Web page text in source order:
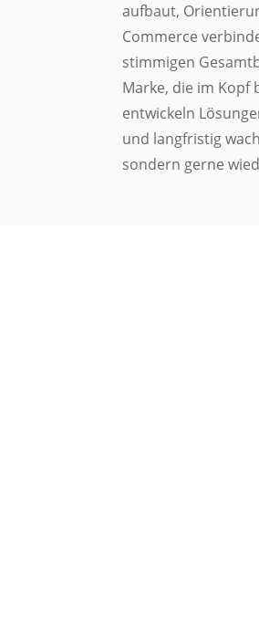
aufbaut,
Commerce
stimmigen
Marke, die im Kopf
entwickeln
und langfristig
sondern gerne